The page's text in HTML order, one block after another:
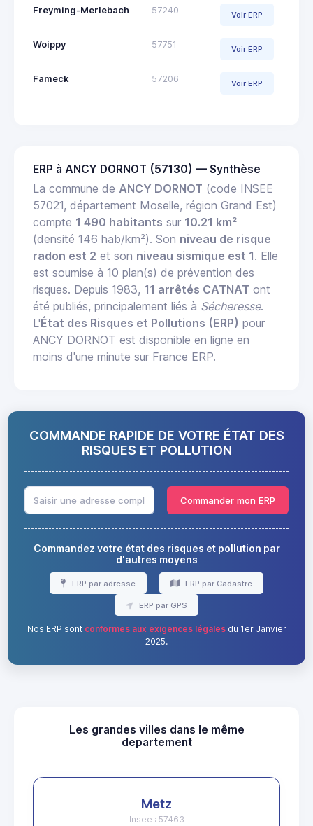
Freyming-Merlebach 57240 Voir ERP
Woippy 57751 Voir ERP
Fameck 57206 Voir ERP
ERP à ANCY DORNOT (57130) — Synthèse
La commune de ANCY DORNOT (code INSEE
57021, département Moselle, région Grand Est)
compte 1 490 habitants sur 10.21 km²
(densité 146 hab/km²). Son niveau de risque
radon est 2 et son niveau sismique est 1. Elle
est soumise à 10 plan(s) de prévention des
risques. Depuis 1983, 11 arrêtés CATNAT ont
été publiés, principalement liés à Sécheresse.
L'État des Risques et Pollutions (ERP) pour
ANCY DORNOT est disponible en ligne en
moins d'une minute sur France ERP.
COMMANDE RAPIDE DE VOTRE ÉTAT DES
RISQUES ET POLLUTION
Commander mon ERP
Commandez votre état des risques et pollution par
d'autres moyens
ERP par adresse ERP par Cadastre
ERP par GPS
Nos ERP sont conformes aux exigences légalesdu 1er Janvier
2025.
Les grandes villes dans le même
departement
Metz
Insee : 57463